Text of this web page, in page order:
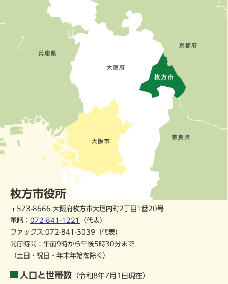
枚方市役所
〒573-8666 大阪府枚方市大垣内町2丁目1番20号
電話： 072-841-1221
（代表）
ファックス:072-841-3039（代表）
開庁時間：午前9時から午後5時30分まで
（土日・祝日・年末年始を除く）
人口と世帯数 （令和8年7月1日現在）